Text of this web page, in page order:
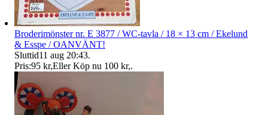
Broderimönster nr. E 3877 / WC-tavla / 18 × 13 cm / Ekelund
& Esspe / OANVÄNT!
Sluttid11 aug 20:43.
Pris:95 kr,Eller Köp nu 100 kr,.